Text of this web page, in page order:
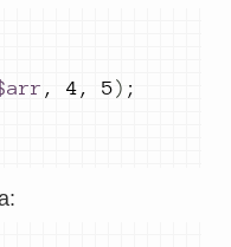
, 4 , 5) ;